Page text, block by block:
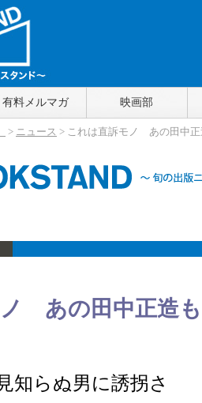
ド）
有料メルマガ 映画部
> ニュース > これは直訴モノ あの田中
ノ あの田中正造
知らぬ男に誘拐さ